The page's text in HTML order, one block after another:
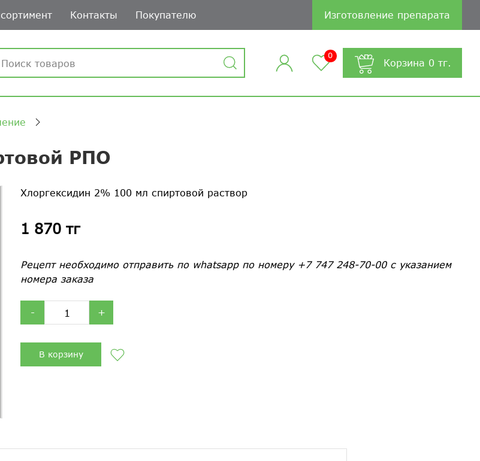
Контакты Покупателю Изготовление препарата
0
Корзина 0 тг.
РПО
Хлоргексидин 2% 100 мл спиртовой раствор
1 870 тг
Рецепт необходимо отправить по whatsapp по номеру +7 747 248-70-00 с указанием
номера заказа
- +
В корзину